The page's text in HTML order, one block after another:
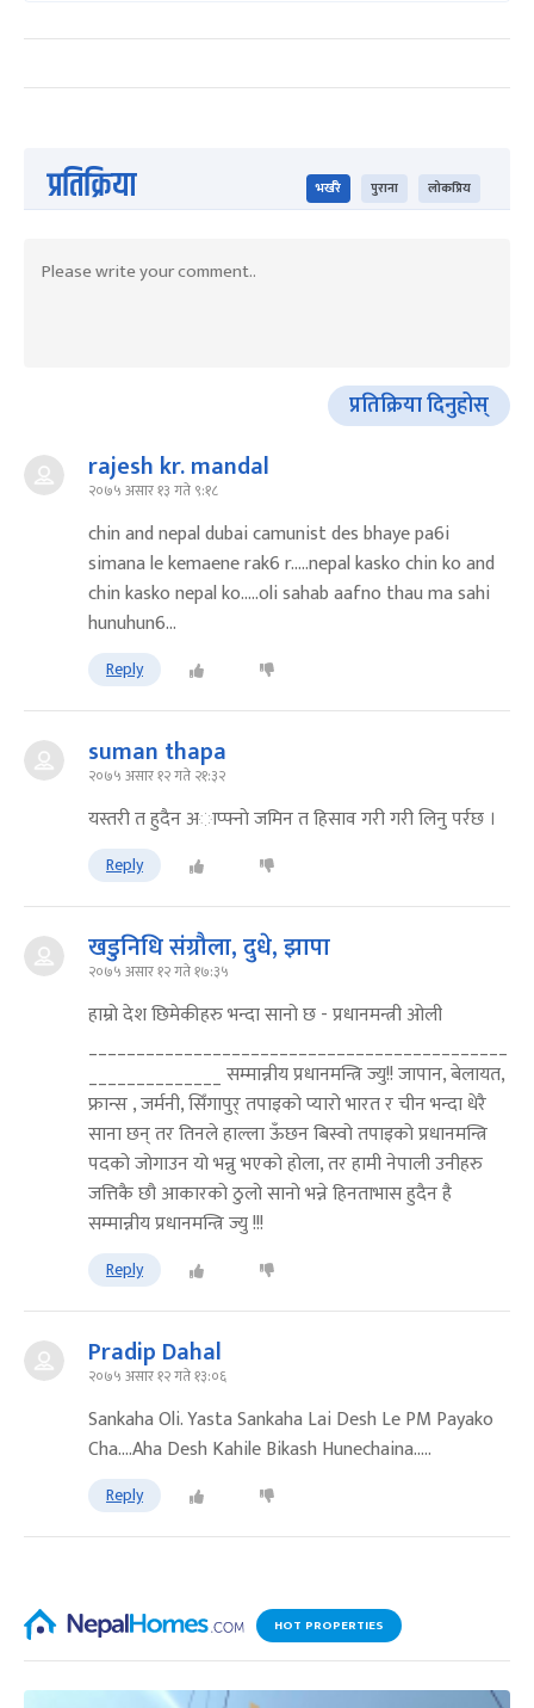
प्रतिक्रिया भर्खरै पुराना लोकप्रिय
प्रतिक्रिया दिनुहोस्
rajesh kr. mandal
२०७५ असार १३ गते ९:१८
chin and nepal dubai camunist des bhaye pa6i
simana le kemaene rak6 r.....nepal kasko chin ko and
chin kasko nepal ko.....oli sahab aafno thau ma sahi
hunuhun6...
Reply
suman thapa
२०७५ असार १२ गते २१:३२
यस्तरी त हुदैन अाप्फ्नाे जमिन त हिसाव गरी गरी लिनु पर्रछ ।
Reply
खडुनिधि संग्रौला, दुधे, झापा
२०७५ असार १२ गते १७:३५
हाम्रो देश छिमेकीहरु भन्दा सानो छ - प्रधानमन्त्री ओली
____________________________________________
______________ सम्मान्नीय प्रधानमन्त्रि ज्यु!! जापान, बेलायत,
फ्रान्स , जर्मनी, सिँगापुर् तपाइको प्यारो भारत र चीन भन्दा धेरै
साना छन् तर तिनले हाल्ला ऊँछन बिस्वो तपाइको प्रधानमन्त्रि
पदको जोगाउन यो भन्नु भएको होला, तर हामी नेपाली उनीहरु
जत्तिकै छौ आकारको ठुलो सानो भन्ने हिनताभास हुदैन है
सम्मान्नीय प्रधानमन्त्रि ज्यु !!!
Reply
Pradip Dahal
२०७५ असार १२ गते १३:०६
Sankaha Oli. Yasta Sankaha Lai Desh Le PM Payako
Cha....Aha Desh Kahile Bikash Hunechaina.....
Reply
HOT PROPERTIES